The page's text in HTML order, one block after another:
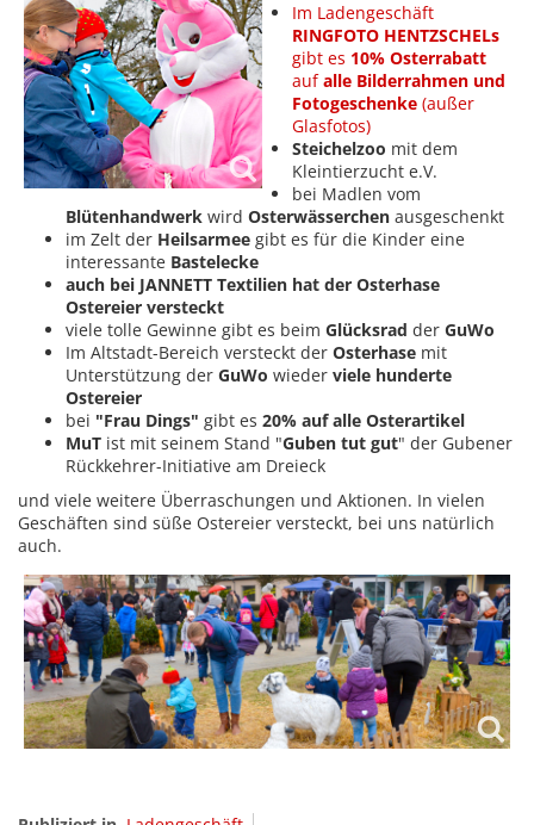
Im Ladengeschäft
RINGFOTO HENTZSCHELs
gibt es 10% Osterrabatt
aufalle Bilderrahmen und
Fotogeschenke (außer
Glasfotos)
Steichelzoo mit dem
Kleintierzucht e.V.
bei Madlen vom
Blütenhandwerk wird Osterwässerchen ausgeschenkt
im Zelt der Heilsarmee gibt es für die Kinder eine
interessante Bastelecke
auch bei JANNETT Textilien hat der Osterhase
Ostereier versteckt
viele tolle Gewinne gibt es beim Glücksrad der GuWo
Im Altstadt-Bereich versteckt der Osterhase mit
Unterstützung der GuWo wieder viele hunderte
Ostereier
bei "Frau Dings" gibt es 20% auf alle Osterartikel
MuT ist mit seinem Stand "Guben tut gut" der Gubener
Rückkehrer-Initiative am Dreieck
und viele weitere Überraschungen und Aktionen. In vielen
Geschäften sind süße Ostereier versteckt, bei uns natürlich
auch.